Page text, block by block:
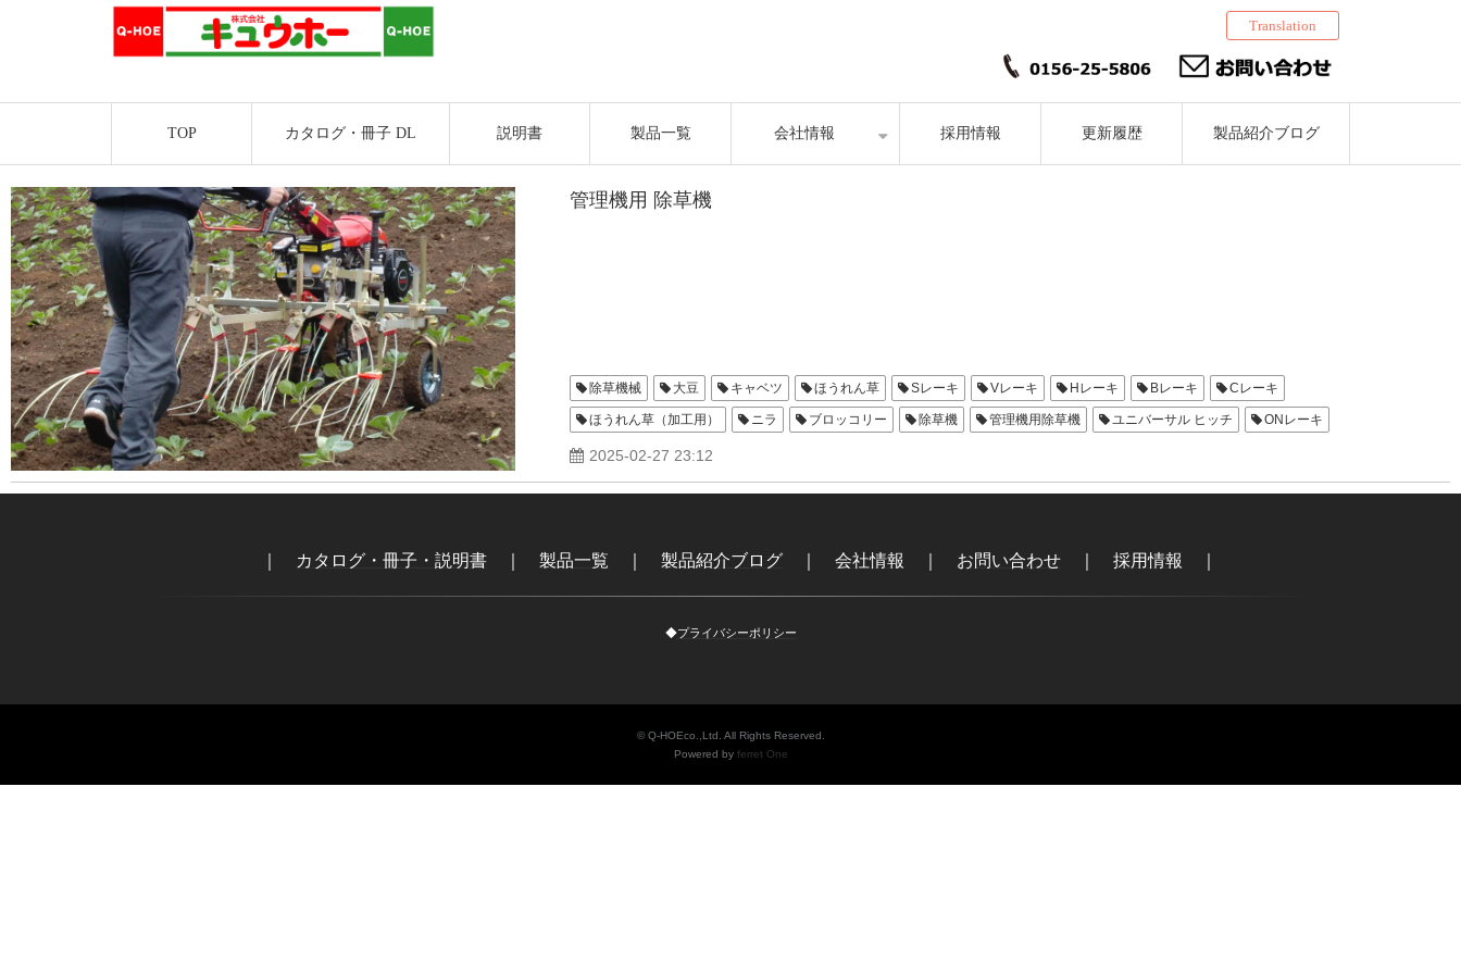
Translation
TOP カタログ・冊子 DL 説明書 製品一覧 会社情報 採用情報 更新履歴 製品紹介ブログ
管理機用 除草機
除草機械 大豆 キャベツ ほうれん草 Sレーキ Vレーキ Hレーキ Bレーキ Cレーキ
ほうれん草（加工用） ニラ ブロッコリー 除草機 管理機用除草機 ユニバーサル ヒッチ ONレーキ
クロスブラケットＡ
金具付車輪 管理機用ヤナギ刃 大根 白菜 ゴボウ 麦 大麦若葉 条間の除草 株元の除草 株際の除草
2025-02-27 23:12
カタログ・冊子・説明書 製品一覧 製品紹介ブログ 会社情報 お問い合わせ 採用情報
◆プライバシーポリシー
© Q-HOEco.,Ltd. All Rights Reserved.
Powered by ferret One